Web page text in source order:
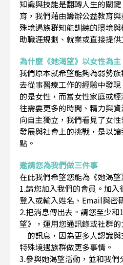
知識與技能是翻轉人生的關
育，我們藉由籌辦公益教育
殊境遇族群知能訓練的環境
助職涯規劃、就業或直接提供
為什麼《她渴望》以女性為主
我們原本就希望能夠為弱勢
去從事醫療工作的經驗中發
的是女性，而當女性家庭或
往需要更多的時間、精力與
向自主獨立，我們看見了女
發展與社會上的挑戰，是以
點。
邀請您為我們做三件事
在此我們希望您能為《她渴望
1.請您加入我們的會員。加
登入或輸入姓名、Email與密
2.把消息傳出去。請您至少
望》，運用您通訊錄或社群
的訊息，因為更多人認識
特殊境遇族群做更多事情。
3.參與她渴望活動，並和我們